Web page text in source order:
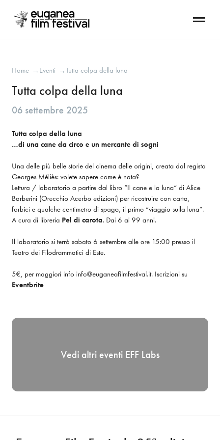
Home → Eventi →Tutta colpa della luna
Tutta colpa della luna
06 settembre 2025
Tutta colpa della luna
…di una cane da circo e un mercante di sogni
Una delle più belle storie del cinema delle origini, creata dal regista
Georges Méliès: volete sapere come è nata?
Lettura / laboratorio a partire dal libro “Il cane e la luna” di Alice
Barberini (Orecchio Acerbo edizioni) per ricostruire con carta,
forbici e qualche centimetro di spago, il primo “viaggio sulla luna”.
A cura di libreria Pel di carota. Dai 6 ai 99 anni.
Il laboratorio si terrà sabato 6 settembre alle ore 15:00 presso il
Teatro dei Filodrammatici di Este.
Eventbrite
Vedi altri eventi EFF Labs